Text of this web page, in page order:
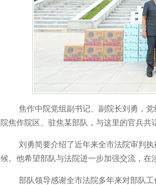
焦作中院党组副书记、副院长刘勇，
院焦作院区、驻焦某部队，与这里的官兵
刘勇简要介绍了近年来全市法院审判
候。他希望部队与法院进一步加强交流，
部队领导感谢全市法院多年来对部队